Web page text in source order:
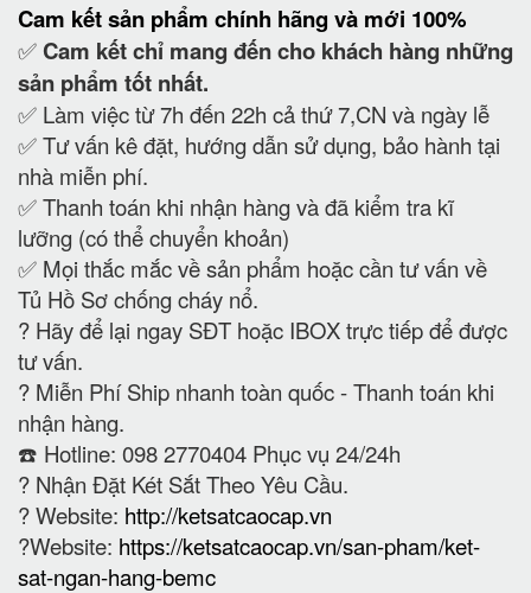
Cam kếtsản phẩm chính hãng và mới 100%
✅ Cam kếtchỉ mang đến cho khách hàng những
sản phẩm tốt nhất.
✅ Làm việc từ 7h đến 22h cả thứ 7,CN và ngày lễ
✅ Tư vấn kê đặt, hướng dẫn sử dụng, bảo hành tại
nhà miễn phí.
✅ Thanh toán khi nhận hàng và đã kiểm tra kĩ
lưỡng (có thể chuyển khoản)
✅ Mọi thắc mắc về sản phẩm hoặc cần tư vấn về
Tủ Hồ Sơ chống cháy nổ.
? Hãy để lại ngay SĐT hoặc IBOX trực tiếp để được
tư vấn.
? Miễn Phí Ship nhanh toàn quốc - Thanh toán khi
nhận hàng.
☎️ Hotline: 098 2770404 Phục vụ 24/24h
? Nhận Đặt Két Sắt Theo Yêu Cầu.
? Website: http://ketsatcaocap.vn
?Website: https://ketsatcaocap.vn/san-pham/ket-
sat-ngan-hang-bemc